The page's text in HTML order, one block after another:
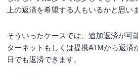
上の返済を希望する人もいるかと思い
そういったケースでは、追加返済が可
ターネットもしくは提携ATMから返済
日でも返済できます。